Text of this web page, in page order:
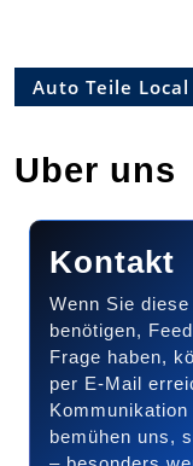
Auto Teile Local
Uber uns
Kontakt
Wenn Sie
benötigen,
Frage haben,
per E-Mail
bemühen uns,